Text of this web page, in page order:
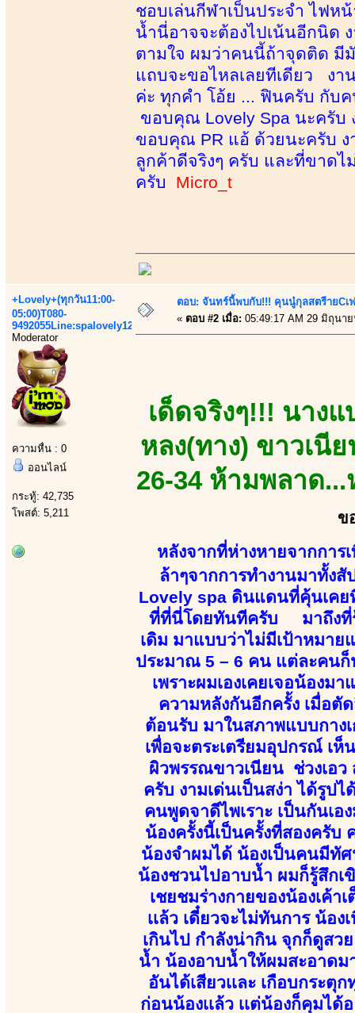
ชอบเล่นกีฬาเป็นประจำ ไฟห
น้ำนี่อาจจะต้องไปเน้นอีกนิด
ตามใจ ผมว่าคนนี้ถ้าจุดติด มี
แถบจะขอไหลเลยทีเดียว ง
ค่ะ ทุกคำ โอ้ย ... ฟินครับ กับ
ขอบคุณ Lovely Spa นะครับ
ขอบคุณ PR แอ้ ด้วยนะครับ ง
ลูกค้าดีจริงๆ ครับ และที่ขาด
ครับ Micro_t
+Lovely+(ทุกวัน11:00-
05:00)T080-
9492055Line:spalovely123
Moderator
ความหื่น : 0
ออนไลน์
กระทู้: 42,735
โพสต์: 5,211
ตอบ: จันทร์นี้พบกับ!!! คุนนู๋กุลสตรีายCเ
« ตอบ #2 เมื่อ: 05:49:17 AM 29 มิถุนา
เด็ดจริงๆ!!! นาง
หลง(ทาง) ขาวเนี
26-34 ห้ามพลาด
ข
หลังจากที่ห่างหายจากกา
ล้าๆจากการทำงานมาทั้ง
Lovely spa ดินแดนที่คุ้นเค
ที่ที่นี่โดยทันทีครับ มาถึงที่ร้
เดิม มาแบบว่าไม่มีเป้าหมาย
ประมาณ 5 – 6 คน แต่ละคน
เพราะผมเองเคยเจอน้อง
ความหลังกันอีกครั้ง เมื่อตั
ต้อนรับ มาในสภาพแบบกาง
เพื่อจะตระเตรียมอุปกรณ์ เ
ผิวพรรณขาวเนียน ช่วงเอว
ครับ งามเด่นเป็นสง่า ได้รูป
คนพูดจาดีไพเราะ เป็นกันเอ
น้องครั้งนี้เป็นครั้งที่สองครับ
น้องจำผมได้ น้องเป็นคนมีทั
น้องชวนไปอาบน้ำ ผมก็รู้สึกเ
เชยชมร่างกายของน้องเค้า
เเล้ว เดี๋ยวจะไม่ทันการ น้อ
เกินไป กำลังน่ากิน จุกก็ดูสว
น้ำ น้องอาบน้ำให้ผมสะอาดม
อันได้เสียวเเละ เกือบกระตุ
ก่อนน้องเเล้ว เเต่น้องก็คุมไ